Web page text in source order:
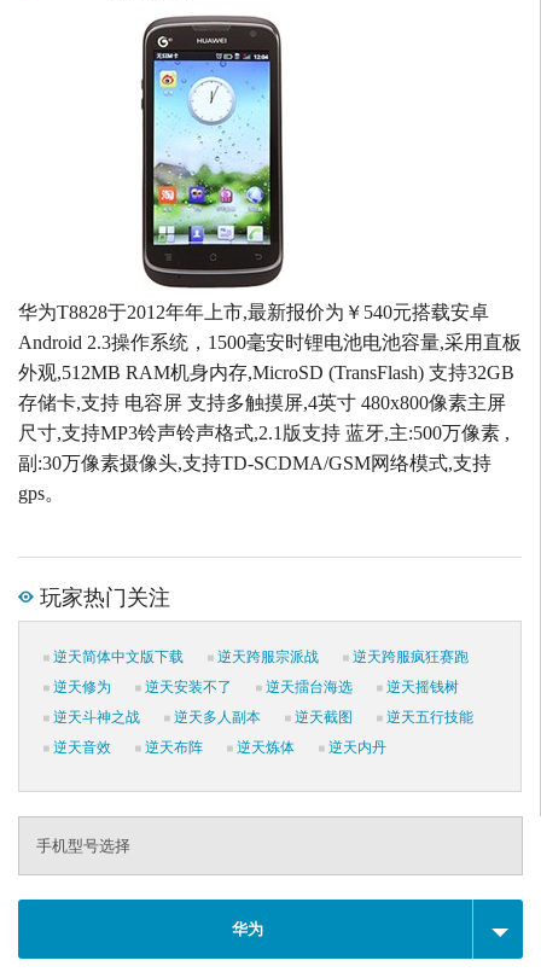
华为T8828于2012年年上市,最新报价为￥540元搭载安卓
Android 2.3操作系统，1500毫安时锂电池电池容量,采用直板
外观,512MB RAM机身内存,MicroSD (TransFlash) 支持32GB
存储卡,支持 电容屏 支持多触摸屏,4英寸 480x800像素主屏
尺寸,支持MP3铃声铃声格式,2.1版支持 蓝牙,主:500万像素 ,
副:30万像素摄像头,支持TD-SCDMA/GSM网络模式,支持
gps。
玩家热门关注
逆天简体中文版下载 逆天跨服宗派战
逆天跨服疯狂赛跑
逆天修为
逆天安装不了 逆天擂台海选
逆天摇钱树
逆天斗神之战
逆天多人副本 逆天截图
逆天五行技能
逆天音效
逆天布阵 逆天炼体 逆天内丹
手机型号选择
华为